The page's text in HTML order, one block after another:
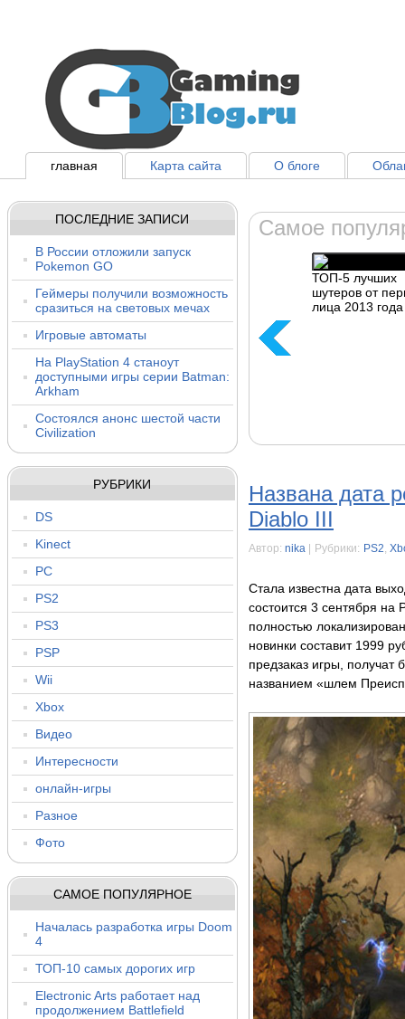
главная Карта сайта О блоге
ПОСЛЕДНИЕ ЗАПИСИ
В России отложили запуск
Pokemon GO
Геймеры получили возможность
сразиться на световых мечах
Игровые автоматы
На PlayStation 4 станоут
доступными игры серии Batman:
Arkham
Состоялся анонс шестой части
Civilization
РУБРИКИ
DS
Kinect
PC
PS2
PS3
PSP
Wii
Xbox
Видео
Интересности
онлайн-игры
Разное
Фото
САМОЕ ПОПУЛЯРНОЕ
Началась разработка игры Doom
4
ТОП-10 самых дорогих игр
Electronic Arts работает над
продолжением Battlefield
Самое
ТОП-5 лучших
шутеров от
лица 2013 года
Названа дата
Diablo III
Автор: nika Рубрики: PS2,
Стала известна дата
состоится 3 сентября на
полностью
новинки составит 1999
предзаказ игры,
названием «шлем